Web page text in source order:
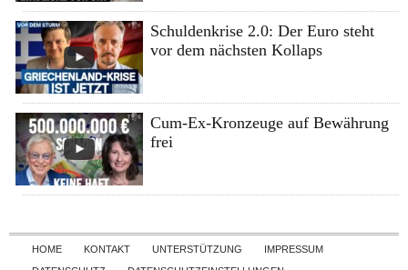
Schuldenkrise 2.0: Der Euro steht
vor dem nächsten Kollaps
Cum-Ex-Kronzeuge auf Bewährung
frei
Skip to content
HOME KONTAKT UNTERSTÜTZUNG
IMPRESSUM